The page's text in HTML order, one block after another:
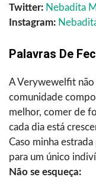
Twitter: Nebadita
Instagram:
Palavras De
A Verywewelfit não
comunidade
melhor, comer de
cada dia está
Caso minha
para um único
Não se esqueça: